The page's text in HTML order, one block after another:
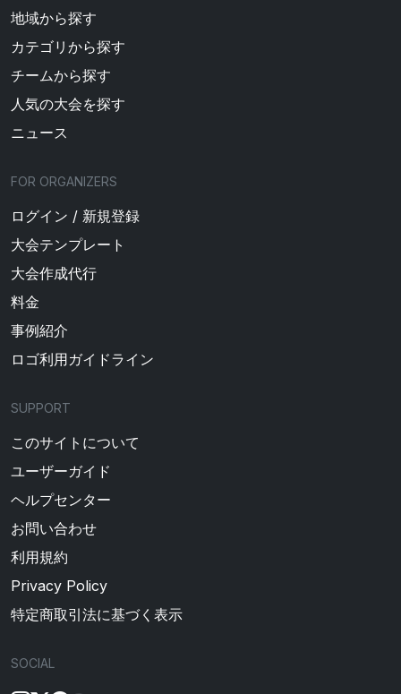
地域から探す
カテゴリから探す
チームから探す
人気の大会を探す
ニュース
FOR ORGANIZERS
ログイン / 新規登録
大会テンプレート
大会作成代行
料金
事例紹介
ロゴ利用ガイドライン
SUPPORT
このサイトについて
ユーザーガイド
ヘルプセンター
お問い合わせ
利用規約
Privacy Policy
特定商取引法に基づく表示
SOCIAL